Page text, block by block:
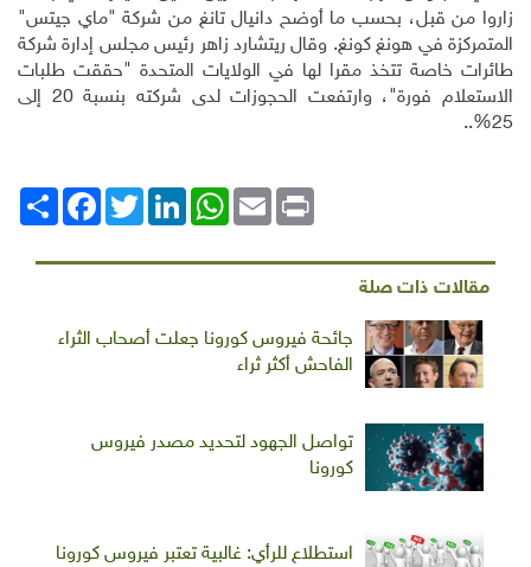
زاروا من قبل، بحسب ما أوضح دانيال تانغ من شركة "ماي جيتس"
المتمركزة في هونغ كونغ. وقال ريتشارد زاهر رئيس مجلس إدارة شركة
طائرات خاصة تتخذ مقرا لها في الولايات المتحدة "حققت طلبات
الاستعلام فورة"، وارتفعت الحجوزات لدى شركته بنسبة 20 إلى
25
%.
.
انشر
FacebookTwitterLinkedIn
WhatsAppEmail Print
مقالات ذات صلة
جائحة فيروس كورونا جعلت أصحاب الثراء
الفاحش أكثر ثراء
تواصل الجهود لتحديد مصدر فيروس
كورونا
استطلاع للرأي: غالبية تعتبر فيروس كورونا